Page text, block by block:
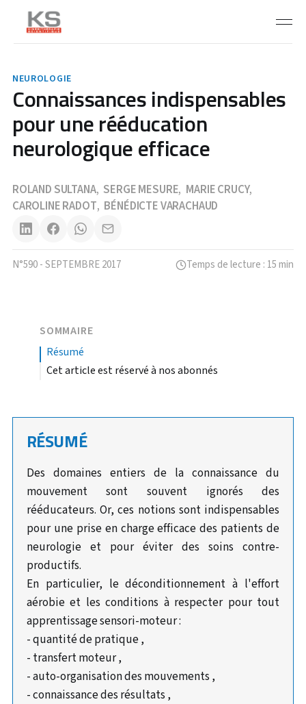
NEUROLOGIE
Connaissances indispensables
pour une rééducation
neurologique efficace
ROLAND SULTANA, SERGE MESURE, MARIE CRUCY,
CAROLINE RADOT, BÉNÉDICTE VARACHAUD
N°590 - SEPTEMBRE 2017 Temps de lecture : 15 min
SOMMAIRE
résumé
Cet article est réservé à nos abonnés
RÉSUMÉ
Des domaines entiers de la connaissance du
mouvement sont souvent ignorés des
rééducateurs. Or, ces notions sont indispensables
pour une prise en charge efficace des patients de
neurologie et pour éviter des soins contre-
productifs.
En particulier, le déconditionnement à l'effort
aérobie et les conditions à respecter pour tout
apprentissage sensori-moteur :
- quantité de pratique ,
- transfert moteur ,
- auto-organisation des mouvements ,
- connaissance des résultats ,